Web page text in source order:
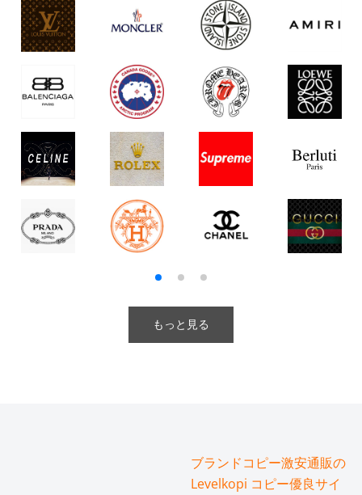
もっと見る
ブランドコピー激安通販の
Levelkopi コピー優良サイ